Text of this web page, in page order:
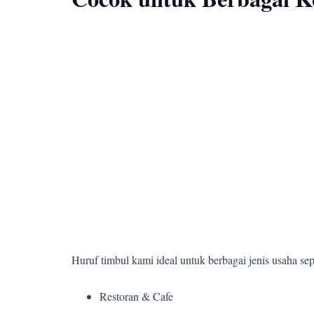
Huruf timbul kami ideal untuk berbagai jenis usaha
Restoran & Cafe